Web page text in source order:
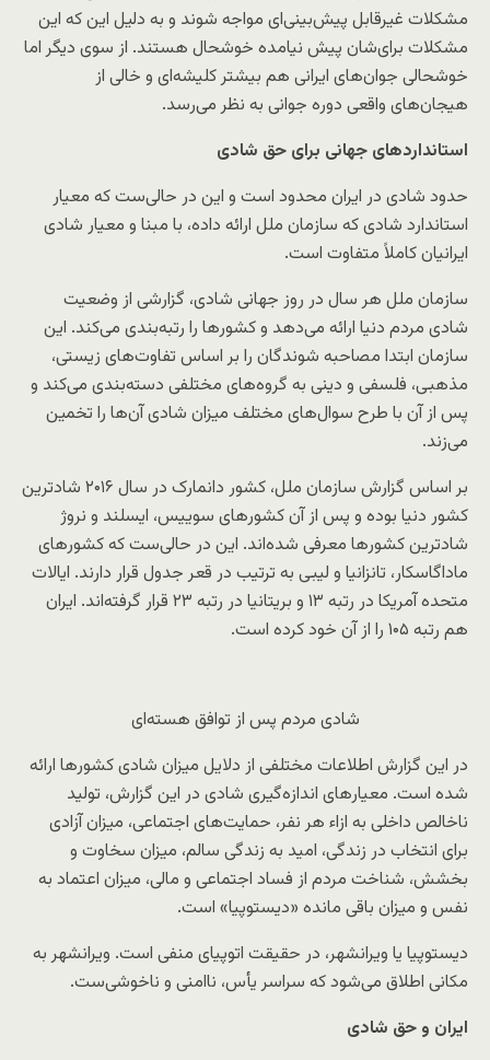
مشکلات غیرقابل پیش‌بینی‌ای مواجه شوند و به دلیل این که این
مشکلات برای‌شان پیش نیامده خوشحال هستند. از سوی دیگر اما
خوشحالی جوان‌های ایرانی هم بیشتر کلیشه‌ای و خالی از
هیجان‌های واقعی دوره جوانی به نظر می‌رسد.
استاندارد‌های جهانی برای حق شادی
حدود شادی در ایران محدود است و این در حالی‌‌ست که معیار
استاندارد شادی که سازمان ملل ارائه داده، با مبنا و معیار شادی
ایرانیان کاملاً متفاوت است.
سازمان ملل هر سال در روز جهانی شادی، گزارشی از وضعیت
شادی مردم دنیا ارائه می‌دهد و کشورها را رتبه‌بندی می‌کند. این
سازمان ابتدا مصاحبه شوندگان را بر اساس تفاوت‌های زیستی،
مذهبی، فلسفی و دینی به گروه‌های مختلفی دسته‌بندی می‌کند و
پس از آن با طرح سوال‌های مختلف میزان شادی آن‌ها را تخمین
می‌زند.
بر اساس گزارش سازمان ملل، کشور دانمارک در سال ۲۰۱۶ شادترین
کشور دنیا بوده و پس از آن کشورهای سوییس، ایسلند و نروژ
شادترین کشورها معرفی شده‌اند. این در حالی‌ست که کشورهای
ماداگاسکار، تانزانیا و لیبی به ترتیب در قعر جدول قرار دارند. ایالات
متحده آمریکا در رتبه ۱۳ و بریتانیا در رتبه ۲۳ قرار گرفته‌اند. ایران
هم رتبه ۱۰۵ را از آن خود کرده است.
شادی مردم پس از توافق هسته‌ای
در این گزارش اطلاعات مختلفی از دلایل میزان شادی کشورها ارائه
شده است. معیارهای اندازه‌گیری شادی در این گزارش، تولید
ناخالص داخلی به ازاء هر نفر، حمایت‌های اجتماعی، میزان آزادی
برای انتخاب در زندگی، امید به زندگی سالم، میزان سخاوت و
بخشش، شناخت مردم از فساد اجتماعی و مالی، میزان اعتماد به
نفس و میزان باقی مانده «دیستوپیا» است.
دیستوپیا یا ویرانشهر، در حقیقت اتوپیای منفی است. ویرانشهر به
مکانی اطلاق می‌شود که سراسر یأس، ناامنی و ناخوشی‌ست.
ایران و حق شادی